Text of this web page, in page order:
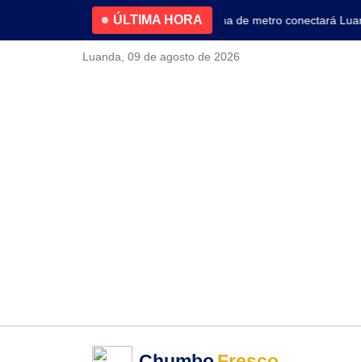
ÚLTIMA HORA
4.2% no primeiro trimestre Nova linha de metro conectará
Luanda, 09 de agosto de 2026